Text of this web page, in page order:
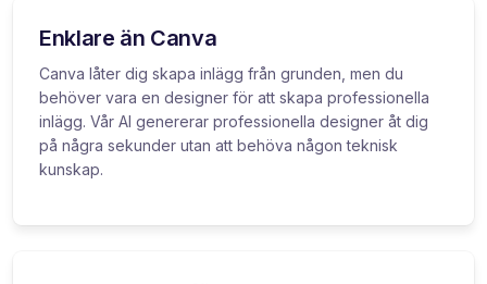
Enklare än Canva
Canva låter dig skapa inlägg från grunden, men du
behöver vara en designer för att skapa professionella
inlägg. Vår AI genererar professionella designer åt dig
på några sekunder utan att behöva någon teknisk
kunskap.